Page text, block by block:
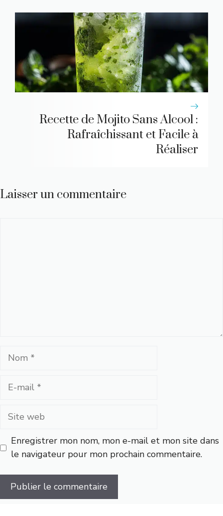
Recette de Mojito Sans Alcool :
Rafraîchissant et Facile à
Réaliser
Laisser un commentaire
Nom
Site
Enregistrer mon nom, mon e-mail et mon site dans
le navigateur pour mon prochain commentaire.